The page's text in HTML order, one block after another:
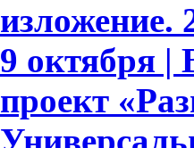
изложение.
9 октября |
проект